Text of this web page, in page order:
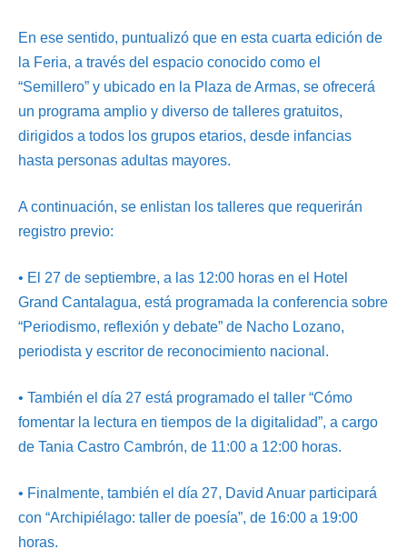
En ese sentido, puntualizó que en esta cuarta edición de
la Feria, a través del espacio conocido como el
“Semillero” y ubicado en la Plaza de Armas, se ofrecerá
un programa amplio y diverso de talleres gratuitos,
dirigidos a todos los grupos etarios, desde infancias
hasta personas adultas mayores.
A continuación, se enlistan los talleres que requerirán
registro previo:
• El 27 de septiembre, a las 12:00 horas en el Hotel
Grand Cantalagua, está programada la conferencia sobre
“Periodismo, reflexión y debate” de Nacho Lozano,
periodista y escritor de reconocimiento nacional.
• También el día 27 está programado el taller “Cómo
fomentar la lectura en tiempos de la digitalidad”, a cargo
de Tania Castro Cambrón, de 11:00 a 12:00 horas.
• Finalmente, también el día 27, David Anuar participará
con “Archipiélago: taller de poesía”, de 16:00 a 19:00
horas.